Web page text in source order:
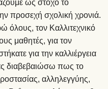
προσεχή σχολική χρονιά.
όλους, τον Καλλιτεχνικό
μαθητές, για τον
για την καλλιέργεια
διαβεβαιώσω πως το
αλληλεγγύης,